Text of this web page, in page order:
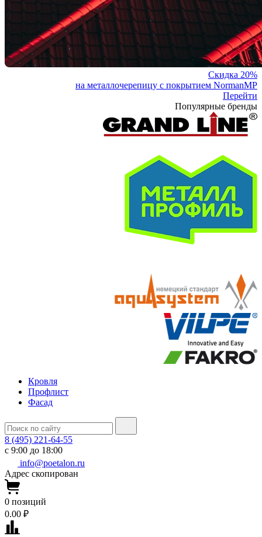
Скидка 20%
на металлочерепицу с покрытием NormanMP
Перейти
Популярные бренды
Кровля
Профлист
Фасад
8 (495) 221-64-55
с 9:00 до 18:00
info@poetalon.ru
Адрес скопирован
0 позиций
0.00 ₽